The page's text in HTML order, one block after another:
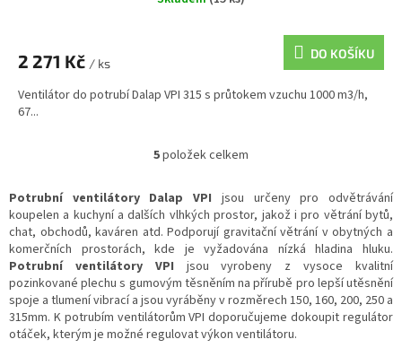
2 271 Kč / ks
DO KOŠÍKU
Ventilátor do potrubí Dalap VPI 315 s průtokem vzuchu 1000 m3/h,
67...
O
l
á
d
a
c
í
p
r
v
5položek celkem
Potrubní ventilátory Dalap VPI jsou určeny pro odvětrávání
koupelen a kuchyní a dalších vlhkých prostor, jakož i pro větrání bytů,
chat, obchodů, kaváren atd. Podporují gravitační větrání v obytných a
komerčních prostorách, kde je vyžadována nízká hladina hluku.
Potrubní ventilátory VPI jsou vyrobeny z vysoce kvalitní
pozinkované plechu s gumovým těsněním na přírubě pro lepší utěsnění
spoje a tlumení vibrací a jsou vyráběny v rozměrech 150, 160, 200, 250 a
315mm. K potrubím ventilátorům VPI doporučujeme dokoupit regulátor
otáček, kterým je možné regulovat výkon ventilátoru.